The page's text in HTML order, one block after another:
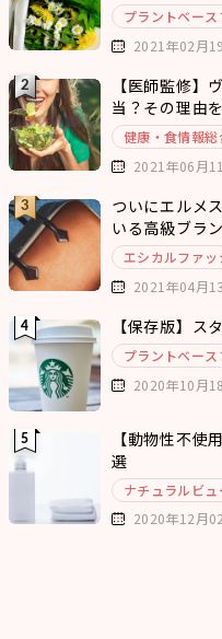
プラントベース
2021年02月
【医師監修】
当？その理由
健康・食情報総
2021年06月
ついにエルメ
いる高級ブラ
エシカルファッ
2021年04月
【保存版】ス
プラントベース
2020年10月
【動物性不使
選
ナチュラルビュ
2020年12月